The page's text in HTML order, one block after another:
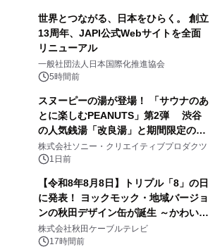
世界とつながる、日本をひらく。 創立
13周年、JAPI公式Webサイトを全面
リニューアル
一般社団法人日本国際化推進協会
5時間前
スヌーピーの湯が登場！ 「サウナのあ
とに楽しむPEANUTS」第2弾 渋谷
の人気銭湯「改良湯」と期間限定のコ
ラボレーション サウナイキタイコラ
ボグッズも発売決定！
株式会社ソニー・クリエイティブプロダクツ
1日前
【令和8年8月8日】トリプル「8」の日
に発表！ ヨックモック・地域バージョ
ンの秋田デザイン缶が誕生 ～かわいい
秋田犬の子犬と秋田の四季と名所を巡
るパッケージ～ 9月1日(火)秋田県内で
株式会社秋田ケーブルテレビ
17時間前